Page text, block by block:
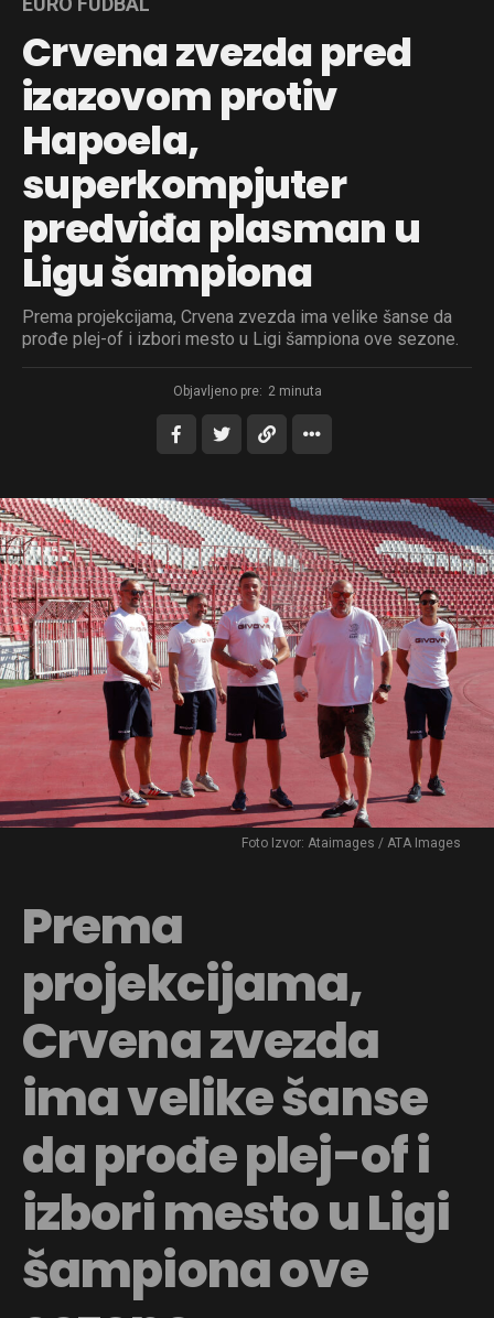
Crvena zvezda pred
izazovom protiv
Hapoela,
superkompjuter
predviđa plasman u
Ligu šampiona
Prema projekcijama, Crvena zvezda ima velike šanse da
prođe plej-of i izbori mesto u Ligi šampiona ove sezone.
Objavljeno pre: 2 minuta
Foto Izvor: Ataimages / ATA Images
Prema
projekcijama,
Crvena zvezda
ima velike šanse
da prođe plej-of i
izbori mesto u Ligi
šampiona ove